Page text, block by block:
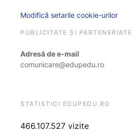
Modifică setarile cookie-urilor
PUBLICITATE ȘI PARTENERIATE
Adresă de e-mail
comunicare@edupedu.ro
STATISTICI EDUPEDU.RO
466.107.527 vizite